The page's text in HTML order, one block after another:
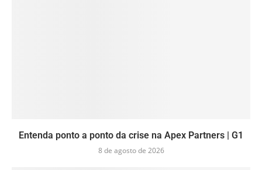
Entenda ponto a ponto da crise na Apex Partners | G1
8 de agosto de 2026